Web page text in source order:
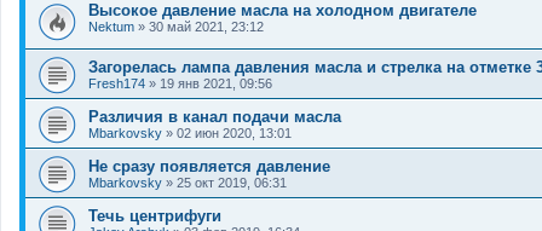
Высокое давление масла на холодном двигателе
Nektum » 30 май 2021, 23:12
Загорелась лампа давления масла и стрелка на отметке
Fresh174 » 19 янв 2021, 09:56
Различия в канал подачи масла
Mbarkovsky » 02 июн 2020, 13:01
Не сразу появляется давление
Mbarkovsky » 25 окт 2019, 06:31
Течь центрифуги